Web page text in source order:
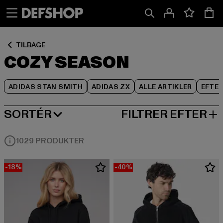
TILBAGE
COZY SEASON
ADIDAS STAN SMITH ADIDAS ZX ALLE ARTIKLER
SORTÉR
MEST POPULÆRE FILTRER EFTER
1029 PRODUKTER
-18% -40%